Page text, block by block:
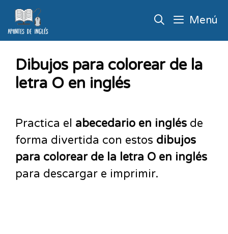
Menú
Dibujos para colorear de la
letra O en inglés
Practica el abecedario en inglés de
forma divertida con estos dibujos
para colorear de la letra O en inglés
para descargar e imprimir.